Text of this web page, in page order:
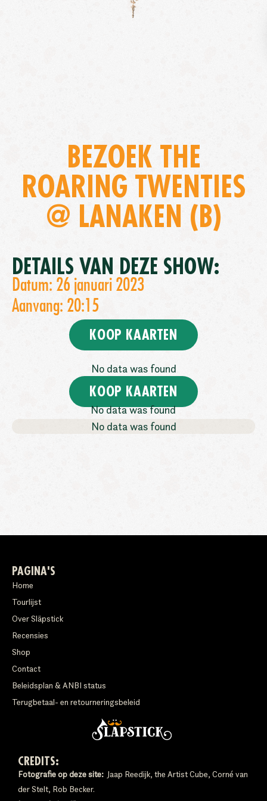
BEZOEK THE
ROARING TWENTIES
@ LANAKEN (B)
DETAILS VAN DEZE SHOW:
Datum: 26 januari 2023
Aanvang: 20:15
KOOP KAARTEN
No data was found
KOOP KAARTEN
No data was found
No data was found
PAGINA'S
Home
Tourlijst
Over Släpstick
Recensies
Shop
Contact
Beleidsplan & ANBI status
Terugbetaal- en retourneringsbeleid
CREDITS:
Fotografie op deze site: Jaap Reedijk, the Artist Cube, Corné van
der Stelt, Rob Becker.